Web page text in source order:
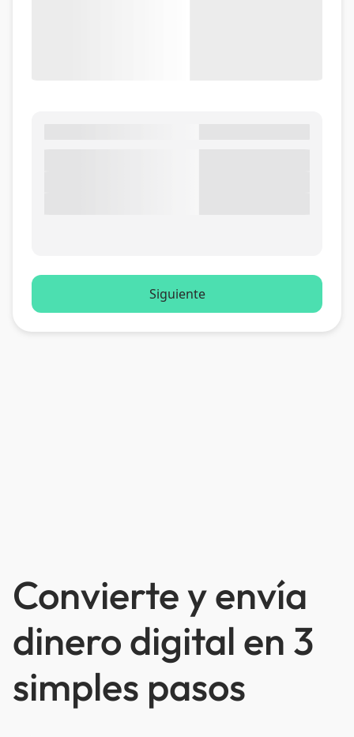
Convierte y envía
dinero digital en 3
simples pasos
Siguiente